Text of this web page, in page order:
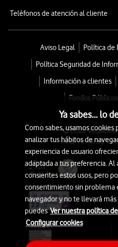
Teléfonos de atención al cliente
Aviso Legal
Política de
Política Seguridad de
Información a clientes
Fondos Públicos
© 2026 Vodafone
Avda. América
Ya sabes... lo
Como sabes, usamos cookies
analizar tus hábitos de
experiencia de usuario
adaptada a tus preferencia. Al
consientes estos usos, pero
consentimiento sin problema
navegador y no te llevará
puedesVer nuestra política
Configurar cookies